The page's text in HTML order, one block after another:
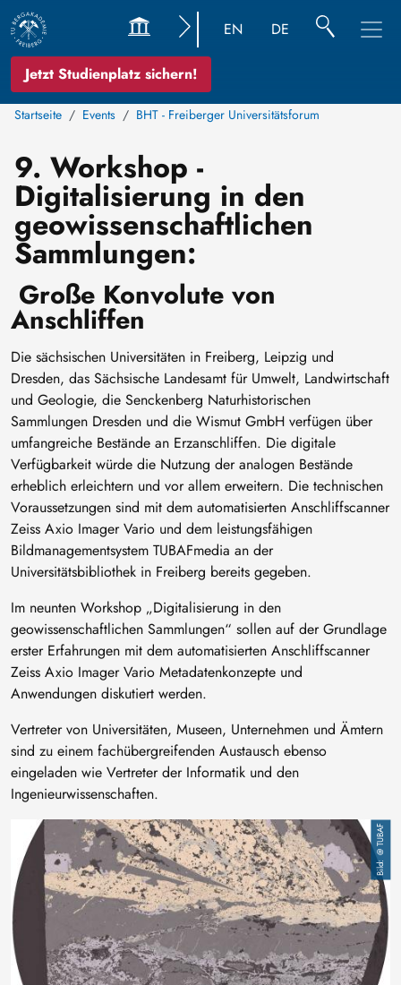
Jetzt Studienplatz sichern!
EN DE
Startseite Events BHT - Freiberger Universitätsforum
9. Workshop -
Digitalisierung in den
geowissenschaftlichen
Sammlungen:
Große Konvolute von
Anschliffen
Bild @ TUBAF
Die sächsischen Universitäten in Freiberg, Leipzig und
Dresden, das Sächsische Landesamt für Umwelt, Landwirtschaft
und Geologie, die Senckenberg Naturhistorischen
Sammlungen Dresden und die Wismut GmbH verfügen über
umfangreiche Bestände an Erzanschliffen. Die digitale
Verfügbarkeit würde die Nutzung der analogen Bestände
erheblich erleichtern und vor allem erweitern. Die technischen
Voraussetzungen sind mit dem automatisierten Anschliffscanner
Zeiss Axio Imager Vario und dem leistungsfähigen
Bildmanagementsystem TUBAFmedia an der
Universitätsbibliothek in Freiberg bereits gegeben.
Im neunten Workshop „Digitalisierung in den
geowissenschaftlichen Sammlungen“ sollen auf der Grundlage
erster Erfahrungen mit dem automatisierten Anschliffscanner
Zeiss Axio Imager Vario Metadatenkonzepte und
Anwendungen diskutiert werden.
Vertreter von Universitäten, Museen, Unternehmen und Ämtern
sind zu einem fachübergreifenden Austausch ebenso
eingeladen wie Vertreter der Informatik und den
Ingenieurwissenschaften.